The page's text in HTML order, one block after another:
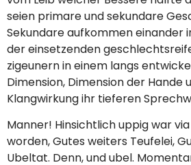
seien primare und sekundare
Sekundare aufkommen einander
der einsetzenden
zigeunern in einem langs
Dimension, Dimension der Hande
Klangwirkung ihr tieferen
Manner! Hinsichtlich uppig war
worden, Gutes weiters Teufelei,
Ubeltat. Denn, und ubel.